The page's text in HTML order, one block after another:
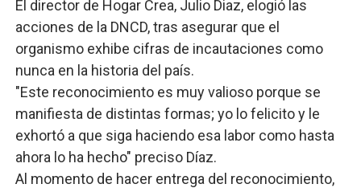
El director de Hogar Crea, Julio Diaz, elogió las
acciones de la DNCD, tras asegurar que el
organismo exhibe cifras de incautaciones como
nunca en la historia del país.
"Este reconocimiento es muy valioso porque se
manifiesta de distintas formas; yo lo felicito y le
exhortó a que siga haciendo esa labor como hasta
ahora lo ha hecho" preciso Díaz.
Al momento de hacer entrega del reconocimiento,